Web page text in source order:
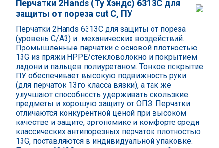
Перчатки 2Hands (Ту Хэндс) 6313C для
защиты от пореза cut C, ПУ
Перчатки 2Hands 6313С для защиты от пореза
(уровень С/А3) и механических воздействий.
Промышленные перчатки с основой плотностью
13G из пряжи HPPE/стекловолокно и покрытием
ладони и пальцев полиуретаном. Тонкое покрытие
ПУ обеспечивает высокую подвижность руки
(для перчаток 13го класса вязки), а так же
улучшают способноcть удерживать скользкие
предметы и хорошую защиту от ОПЗ. Перчатки
отличаются конкурентной ценой при высоком
качестве и защите, эргономике и комфорте среди
классических антипорезных перчаток плотностью
13G, поставляются в индивидуальной упаковке.